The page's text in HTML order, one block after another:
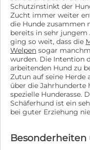
Schutzinstinkt der
Zucht immer weiter
die Hunde zusammen
bereits in sehr jungem
ging so weit, dass die
Welpen sogar
wurden. Die Intention
arbeitenden Hund zu
Zutun auf seine Herde
über die Jahrhunderte
spezielle Hunderasse.
Schäferhund ist ein
bei guter Erziehung
Besonderheiten